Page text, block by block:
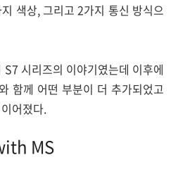
색상, 그리고 2가지 통신 방식으
시리즈의 이야기였는데 이후에
함께 어떤 부분이 더 추가되었고
어졌다.
MS